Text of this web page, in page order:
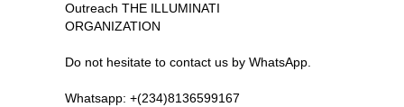
Outreach THE ILLUMINATI
ORGANIZATION
Do not hesitate to contact us by WhatsApp.
Whatsapp: +(234)8136599167